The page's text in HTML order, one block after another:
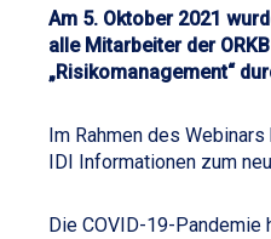
Am 5. Oktober 2021
alle Mitarbeiter der
„Risikomanagement“
Im Rahmen des
IDI Informationen zum
Die COVID-19-Pandemie